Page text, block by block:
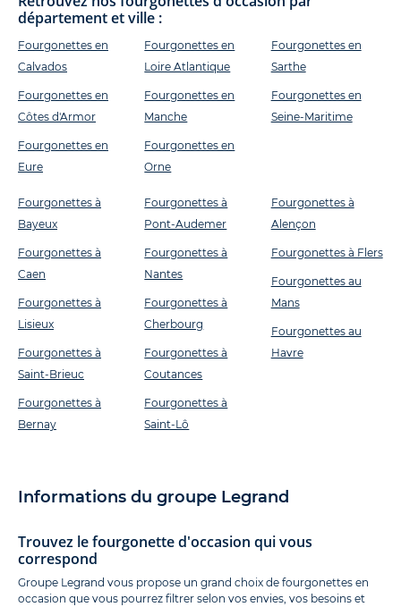
département et ville :
Fourgonettes en
Calvados
Fourgonettes en
Côtes d'Armor
Fourgonettes en
Eure
Fourgonettes en
Loire Atlantique
Fourgonettes en
Manche
Fourgonettes en
Orne
Fourgonettes en
Sarthe
Fourgonettes en
Seine-Maritime
Fourgonettes à
Bayeux
Fourgonettes à
Caen
Fourgonettes à
Lisieux
Fourgonettes à
Saint-Brieuc
Fourgonettes à
Bernay
Fourgonettes à
Pont-Audemer
Fourgonettes à
Nantes
Fourgonettes à
Cherbourg
Fourgonettes à
Coutances
Fourgonettes à
Saint-Lô
Fourgonettes à
Alençon
Fourgonettes à Flers
Fourgonettes au
Mans
Fourgonettes au
Havre
Informations du groupe Legrand
Trouvez le fourgonette d'occasion qui vous
correspond
Groupe Legrand vous propose un grand choix de fourgonettes en
occasion que vous pourrez filtrer selon vos envies, vos besoins et